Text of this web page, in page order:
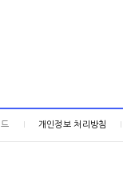
개인정보 처리방침